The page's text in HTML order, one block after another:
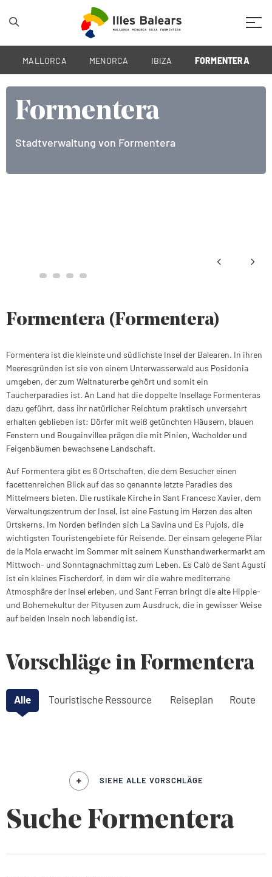
MALLORCA MENORCA IBIZA FORMENTERA
von Formentera
Formentera (Formentera)
Formentera ist die kleinste und südlichste Insel der Balearen. In ihren
Meeresgründen ist sie von einem Unterwasserwald aus Posidonia
umgeben, der zum Weltnaturerbe gehört und somit ein
Taucherparadies ist. An Land hat die doppelte Insellage Formenteras
dazu geführt, dass ihr natürlicher Reichtum praktisch unversehrt
erhalten geblieben ist: Dörfer mit weiß getünchten Häusern, blauen
Fenstern und Bougainvillea prägen die mit Pinien, Wacholder und
Feigenbäumen bewachsene Landschaft.
Auf Formentera gibt es 6 Ortschaften, die dem Besucher einen
facettenreichen Blick auf das so genannte letzte Paradies des
Mittelmeers bieten. Die rustikale Kirche in Sant Francesc Xavier, dem
Verwaltungszentrum der Insel, ist eine Festung im Herzen des alten
Ortskerns. Im Norden befinden sich La Savina und Es Pujols, die
wichtigsten Touristengebiete für Reisende. Der einsam gelegene Pilar
de la Mola erwacht im Sommer mit seinem Kunsthandwerkermarkt am
Mittwoch- und Sonntagnachmittag zum Leben. Es Caló de Sant Agustí
ist ein kleines Fischerdorf, in dem wir die wahre mediterrane
Atmosphäre der Insel erleben, und Sant Ferran bringt die alte Hippie-
und Bohemekultur der Pityusen zum Ausdruck, die in gewisser Weise
auf beiden Inseln noch lebendig ist.
Vorschläge in Formentera
Alle Touristische Ressource Reiseplan Route
SIEHE ALLE VORSCHLÄGE
Suche Formentera